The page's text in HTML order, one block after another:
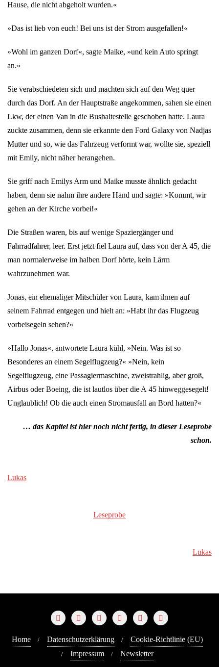
Hause, die nicht abgeholt wurden.«
»Das ist lieb von euch! Bei uns ist der Strom ausgefallen!«
»Wohl im ganzen Dorf«, sagte Maike, »und kein Auto springt
an.«
Sie verabschiedeten sich und machten sich auf den Weg quer
durch das Dorf. An der Hauptstraße angekommen, sahen sie einen
Lkw, der einen Van in die Bushaltestelle geschoben hatte. Laura
zuckte zusammen, denn sie erkannte den Ford Galaxy von Nadjas
Mutter und so, wie das Fahrzeug verformt war, wollte sie, speziell
mit Emily, nicht näher herangehen.
Sie griff nach Emilys Arm und Maike musste ähnlich gedacht
haben, denn sie nahm ihre andere Hand und sagte: »Kommt, wir
gehen an der Kirche vorbei!«
Die Straßen waren, bis auf wenige Spaziergänger und
Fahrradfahrer, leer. Erst jetzt fiel Laura auf, dass von der A 45, die
man normalerweise im halben Dorf hörte, kein Lärm
wahrzunehmen war.
Jonas, ein ehemaliger Mitschüler von Laura, kam ihnen auf
seinem Fahrrad entgegen und hielt an: »Habt ihr das Flugzeug
vorbeisegeln sehen?«
»Hallo Jonas«, antwortete Laura kühl, »Nein. Was ist so
Besonderes an einem Segelflugzeug?« »Nein, kein
Segelflugzeug, eine Passagiermaschine, zweistrahlig, aber groß,
Airbus oder Boeing, die ist lautlos über die A 45 hinweggesegelt!
Unglaublich! Ob die auch einen Stromausfall an Bord hatten?«
… das Kapitel ist hier noch nicht fertig, in dieser Leseprobe
schon.
Lukas
Leseprobe
Lukas
Home Datenschutzerklärung
Cookie-Richtlinie (EU)
Impressum
Newsletter